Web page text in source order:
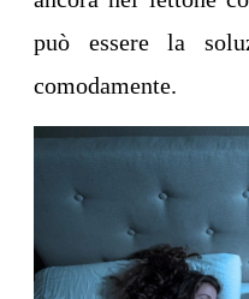
può essere la
comodamente.